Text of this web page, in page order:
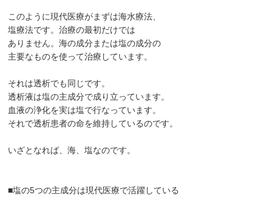
このように現代医療がまずは海水療法、
塩療法です。治療の最初だけでは
ありません。海の成分または塩の成分の
主要なものを使って治療しています。
それは透析でも同じです。
透析液は塩の主成分で成り立っています。
血液の浄化を実は塩で行なっています。
それで透析患者の命を維持しているのです。
いざとなれば、海、塩なのです。
■塩の5つの主成分は現代医療で活躍している